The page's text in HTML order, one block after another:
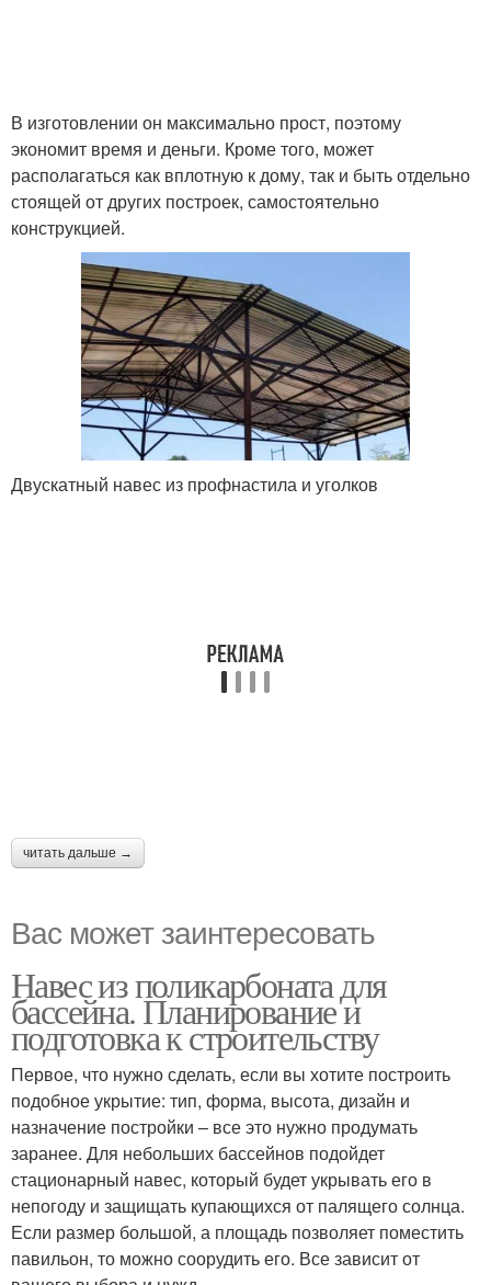
В изготовлении он максимально прост, поэтому
экономит время и деньги. Кроме того, может
располагаться как вплотную к дому, так и быть отдельно
стоящей от других построек, самостоятельно
конструкцией.
Двускатный навес из профнастила и уголков
читать дальше →
Вас может заинтересовать
Навес из поликарбоната для
бассейна. Планирование и
подготовка к строительству
Первое, что нужно сделать, если вы хотите построить
подобное укрытие: тип, форма, высота, дизайн и
назначение постройки – все это нужно продумать
заранее. Для небольших бассейнов подойдет
стационарный навес, который будет укрывать его в
непогоду и защищать купающихся от палящего солнца.
Если размер большой, а площадь позволяет поместить
павильон, то можно соорудить его. Все зависит от